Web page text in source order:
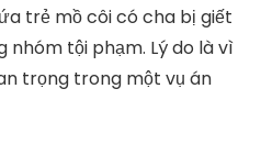
trẻ mồ côi có cha bị giết
tội phạm. Lý do là vì
trọng trong một vụ án